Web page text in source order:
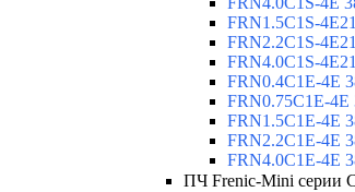
FRN1.5C1S-
FRN2.2C1S-
FRN4.0C1S-
FRN0.4C1E-4E
FRN0.75C1E-
FRN1.5C1E-4E
FRN2.2C1E-4E
FRN4.0C1E-4E
ПЧ Frenic-Mini серии